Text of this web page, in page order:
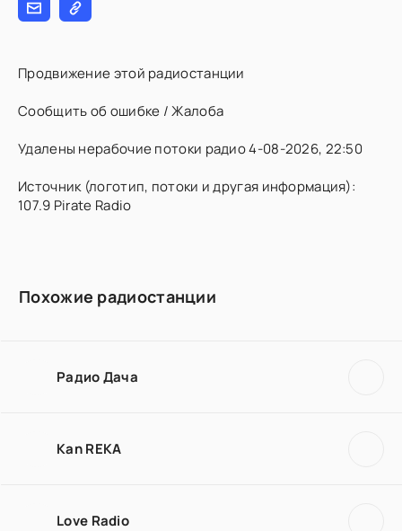
Продвижение этой радиостанции
Сообщить об ошибке / Жалоба
Удалены нерабочие потоки радио 4-08-2026, 22:50
Источник (логотип, потоки и другая информация):
107.9 Pirate Radio
Похожие радиостанции
Радио Дача
Kan REKA
Love Radio